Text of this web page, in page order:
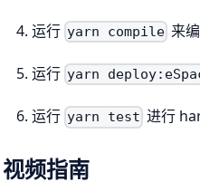
运行 yarn compile 来
运行 yarn
运行 yarn test 进行
视频指南